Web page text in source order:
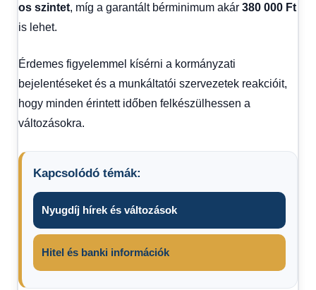
os szintet, míg a garantált bérminimum akár 380 000 Ft
is lehet.
Érdemes figyelemmel kísérni a kormányzati
bejelentéseket és a munkáltatói szervezetek reakcióit,
hogy minden érintett időben felkészülhessen a
változásokra.
Kapcsolódó témák:
Nyugdíj hírek és változások
Hitel és banki információk